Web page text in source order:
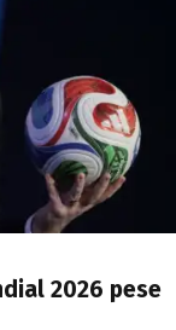
2026 pese